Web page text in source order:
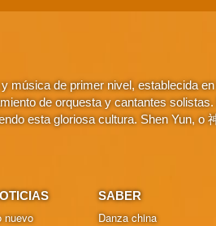
música de primer nivel, establecida
de orquesta y cantantes
esta gloriosa cultura. Shen Yun, o
nuevo
SABER
Danza china